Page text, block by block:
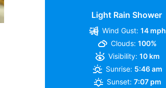
Light Rain Shower
Wind Gust: 14 mph
Clouds: 100%
Visibility: 10 km
Sunrise: 5:46 am
Sunset: 7:07 pm